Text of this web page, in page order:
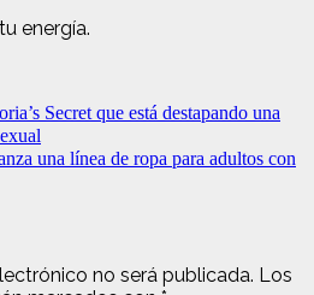
energía.
Secret que está destapando una
una línea de ropa para adultos con
no será publicada. Los